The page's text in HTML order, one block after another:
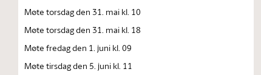
Møte torsdag den 31. mai kl. 10
Møte torsdag den 31. mai kl. 18
Møte fredag den 1. juni kl. 09
Møte tirsdag den 5. juni kl. 11